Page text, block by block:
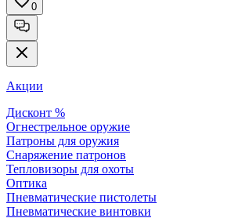
0
Акции
Дисконт %
Огнестрельное оружие
Патроны для оружия
Снаряжение патронов
Тепловизоры для охоты
Оптика
Пневматические пистолеты
Пневматические винтовки